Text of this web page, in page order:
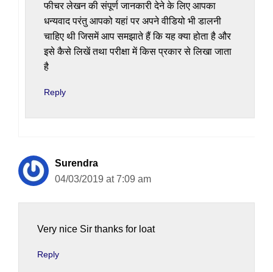
फीचर लेखन की संपूर्ण जानकारी देने के लिए आपका
धन्यवाद परंतु आपको यहां पर अपने वीडियो भी डालनी
चाहिए थी जिसमें आप समझाते हैं कि यह क्या होता है और
इसे कैसे लिखें तथा परीक्षा में किस प्रकार से लिखा जाता
है
Reply
Surendra
04/03/2019 at 7:09 am
Very nice Sir thanks for loat
Reply